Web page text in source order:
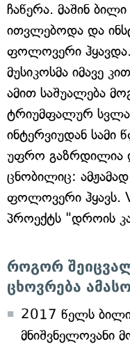
ჩაწერა. მაშინ
ითვლებოდა და
ფოლოვერი
მუსიკოსმა იმავე
ამით საშუალება
ტრიუმფალურ
ინტერვიუდან სამი
უფრო გაზრდილია
ცნობილიც:
ფოლოვერი ჰყავს.
პროექტს "დროის
როგორ
ცხოვრება
2017 წელს
მნიშვნელოვანი